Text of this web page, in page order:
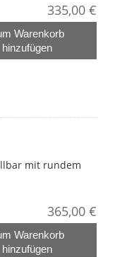
335,00 €
Warenkorb
hinzufügen
mit rundem
365,00 €
Warenkorb
hinzufügen